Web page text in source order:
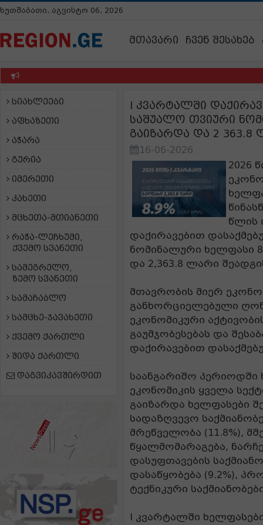
ხუთშაბათი, აგვისტო 06, 2026
მთავარი ჩვენ შესახებ
სიახლეები
აფხაზეთი
აჭარა
გურია
იმერეთი
კახეთი
მცხეთა-მთიანეთი
რაჭა-ლეჩხუმი,
ქვემო სვანეთი
სამეგრელო,
ზემო სვანეთი
სამაჩაბლო
სამცხე-ჯავახეთი
ქვემო ქართლი
შიდა ქართლი
დაგვიკავშირდით
I კვარტალში
საშუალო თვიური
გაიზარდა და 2 363.8
16-06-2026
2026
წლის
დაქირავებით
ნომინალური ხელფასი
და 2,363.8 ლარი
მთავრობის მიერ
განხორციელებული
ეკონომიკური
გაუმჯობესებას და
დაქირავებით
საანგარიშო
ეკონომიკის ყველა
გაიზარდა ხელფასები
სადაზღვევო
მრეწველობა (11.8%),
წყალმომარაგება,
დასუფთავების
დასაწყობება (9.2%),
ტექნიკური
I კვარტალში